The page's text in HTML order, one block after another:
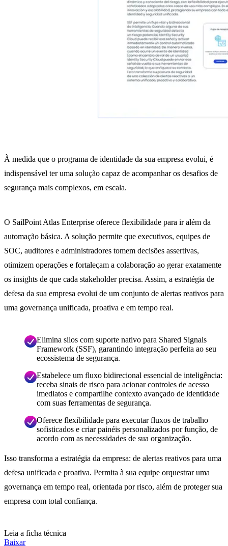
À medida que o programa de identidade da sua empresa evolui, é
indispensável ter uma solução capaz de acompanhar os desafios de
segurança mais complexos, em escala.
O SailPoint Atlas Enterprise oferece flexibilidade para ir além da
automação básica. A solução permite que executivos, equipes de
SOC, auditores e administradores tomem decisões assertivas,
otimizem operações e fortaleçam a colaboração ao gerar exatamente
os insights de que cada stakeholder precisa. Assim, a estratégia de
defesa da sua empresa evolui de um conjunto de alertas reativos para
uma governança unificada, proativa e em tempo real.
Elimina silos com suporte nativo para Shared Signals
Framework (SSF), garantindo integração perfeita ao seu
ecossistema de segurança.
Estabelece um fluxo bidirecional essencial de inteligência:
receba sinais de risco para acionar controles de acesso
imediatos e compartilhe contexto avançado de identidade
com suas ferramentas de segurança.
Oferece flexibilidade para executar fluxos de trabalho
sofisticados e criar painéis personalizados por função, de
acordo com as necessidades de sua organização.
Isso transforma a estratégia da empresa: de alertas reativos para uma
defesa unificada e proativa. Permita à sua equipe orquestrar uma
governança em tempo real, orientada por risco, além de proteger sua
empresa com total confiança.
Leia a ficha técnica
Baixar